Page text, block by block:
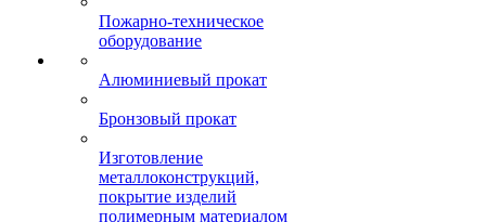
Пожарно-техническое
оборудование
Алюминиевый прокат
Бронзовый прокат
Изготовление
металлоконструкций,
покрытие изделий
полимерным материалом